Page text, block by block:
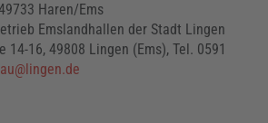
Haren/Ems
Emslandhallen der Stadt Lingen
14-16, 49808 Lingen (Ems), Tel. 0591